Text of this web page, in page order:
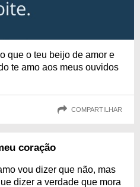
que o teu beijo de amor e
te amo aos meus ouvidos
COMPARTILHAR
coração
vou dizer que não, mas
dizer a verdade que mora